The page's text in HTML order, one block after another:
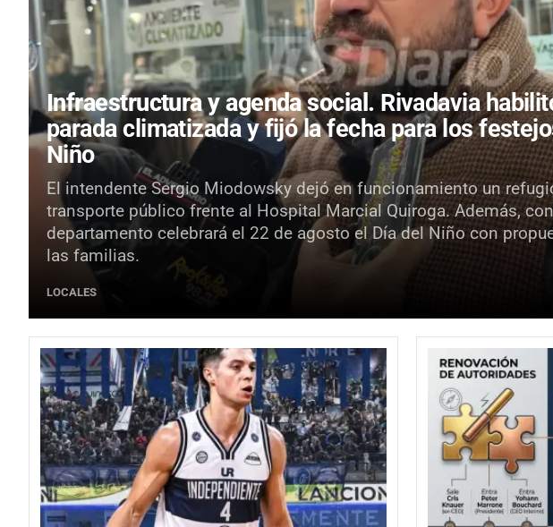
Infraestructura y agenda social.Rivadavia
parada climatizada y fijó la fecha para los
Niño
El intendente Sergio Miodowsky dejó en funcionamiento un
transporte público frente al Hospital Marcial Quiroga. Además,
departamento celebrará el 22 de agosto el Día del Niño con
las familias.
LOCALES